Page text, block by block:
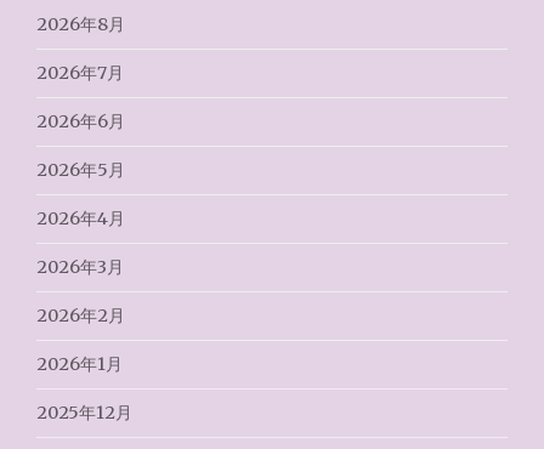
2026年8月
2026年7月
2026年6月
2026年5月
2026年4月
2026年3月
2026年2月
2026年1月
2025年12月